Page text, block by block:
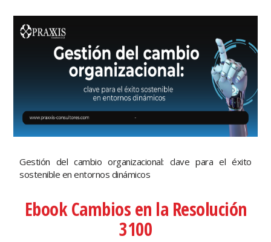
Gestión del cambio organizacional: clave para el éxito
sostenible en entornos dinámicos
Ebook Cambios en la Resolución
3100